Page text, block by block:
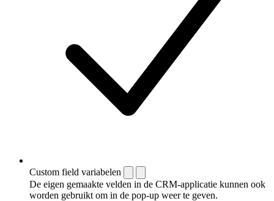
Custom field variabelen
De eigen gemaakte velden in de CRM-applicatie kunnen ook
worden gebruikt om in de pop-up weer te geven.